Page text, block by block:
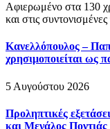
Αφιερωμένο στα 130
και στις
Κανελλόπουλος –
χρησιμοποιείται ως
5 Αυγούστου 2026
Προληπτικές
και Μεγάλος Ποντιάς